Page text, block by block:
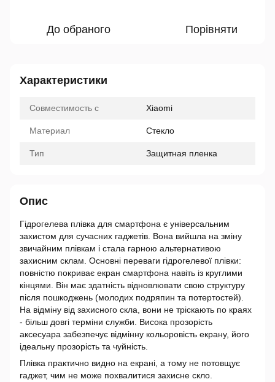
До обраного Порівняти
Характеристики
Совместимость с Xiaomi
Материал Стекло
Тип Защитная пленка
Опис
Гідрогелева плівка для смартфона є універсальним
захистом для сучасних гаджетів. Вона вийшла на зміну
звичайним плівкам і стала гарною альтернативою
захисним склам. Основні переваги гідрогелевої плівки:
повністю покриває екран смартфона навіть із круглими
кінцями. Він має здатність відновлювати свою структуру
після пошкоджень (молодих подряпин та потертостей).
На відміну від захисного скла, вони не тріскають по краях
- більш довгі терміни служби. Висока прозорість
аксесуара забезпечує відмінну кольоровість екрану, його
ідеальну прозорість та чуйність.
Плівка практично видно на екрані, а тому не потовщує
гаджет, чим не може похвалитися захисне скло.